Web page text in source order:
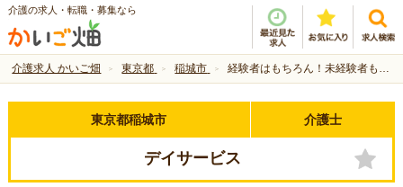
介護の求人・転職・募集なら
介護求人 かいご畑 東京都 稲城市 経験者はもちろん！未経験者も歓迎♪
東京都稲城市 介護士
デイサービス